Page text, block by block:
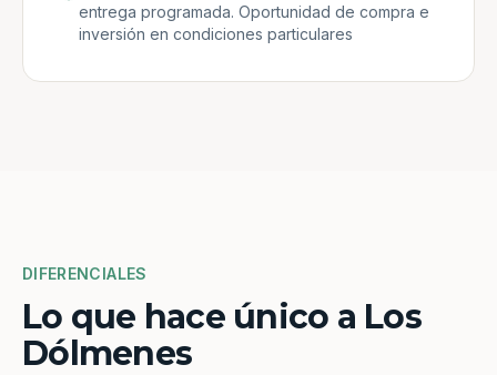
entrega programada. Oportunidad de compra e
inversión en condiciones particulares
DIFERENCIALES
Lo que hace único a Los
Dólmenes